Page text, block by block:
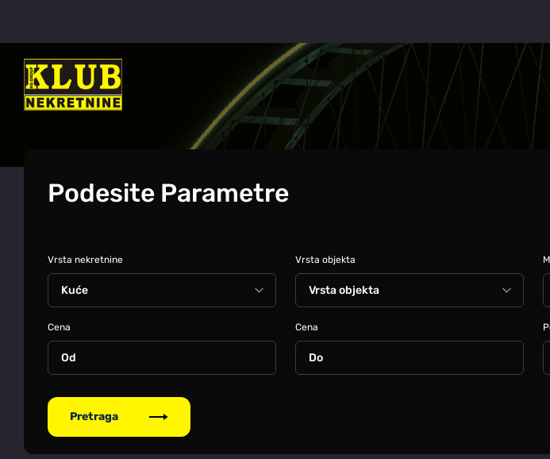
Podesite Parametre
Vrsta nekretnine Vrsta objekta
Cena Cena
Pretraga